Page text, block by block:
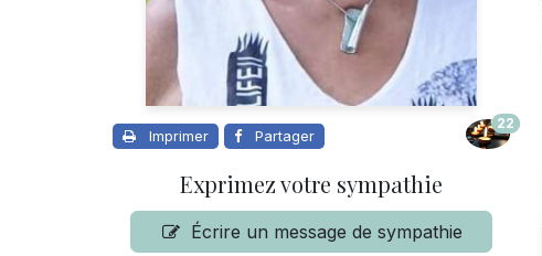
Imprimer Partager
22
Exprimez votre sympathie
Écrire un message de sympathie